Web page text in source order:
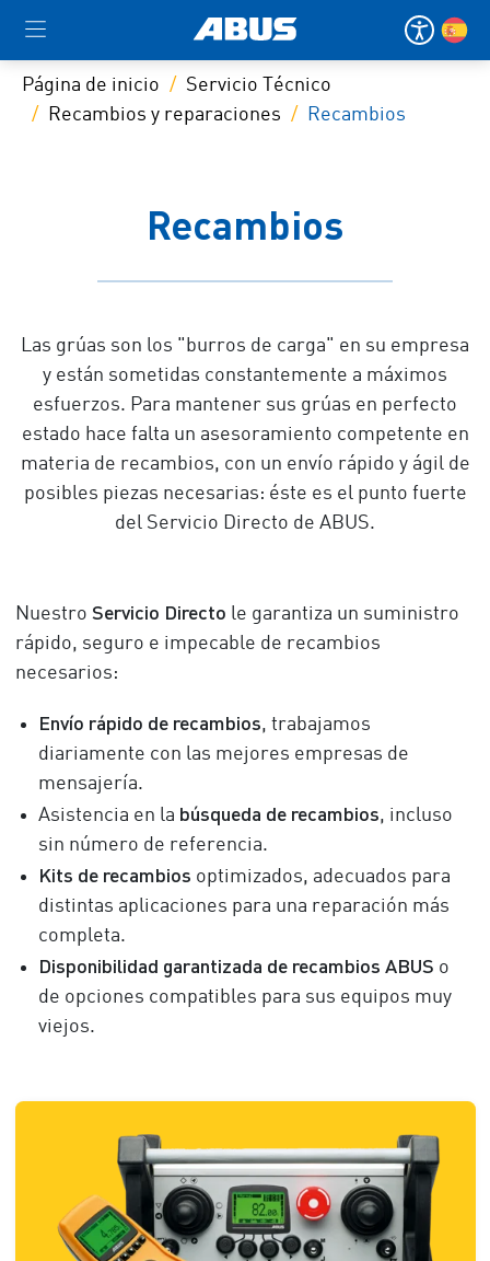
Página de inicio
Servicio Técnico
Recambios y reparaciones
Recambios
Recambios
Las grúas son los "burros de carga" en su empresa
y están sometidas constantemente a máximos
esfuerzos. Para mantener sus grúas en perfecto
estado hace falta un asesoramiento competente en
materia de recambios, con un envío rápido y ágil de
posibles piezas necesarias: éste es el punto fuerte
del Servicio Directo de ABUS.
Nuestro Servicio Directo le garantiza un suministro
rápido, seguro e impecable de recambios
necesarios:
Envío rápido de recambios, trabajamos
diariamente con las mejores empresas de
mensajería.
Asistencia en la búsqueda de recambios, incluso
sin número de referencia.
Kits de recambios optimizados, adecuados para
distintas aplicaciones para una reparación más
completa.
Disponibilidad garantizada de recambios ABUS o
de opciones compatibles para sus equipos muy
viejos.